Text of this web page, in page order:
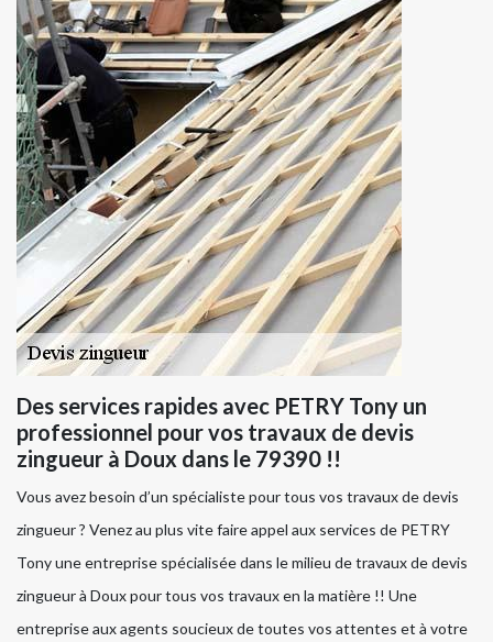
Des services rapides avec PETRY Tony un
professionnel pour vos travaux de devis
zingueur à Doux dans le 79390 !!
Vous avez besoin d’un spécialiste pour tous vos travaux de devis
zingueur ? Venez au plus vite faire appel aux services de PETRY
Tony une entreprise spécialisée dans le milieu de travaux de devis
zingueur à Doux pour tous vos travaux en la matière !! Une
entreprise aux agents soucieux de toutes vos attentes et à votre